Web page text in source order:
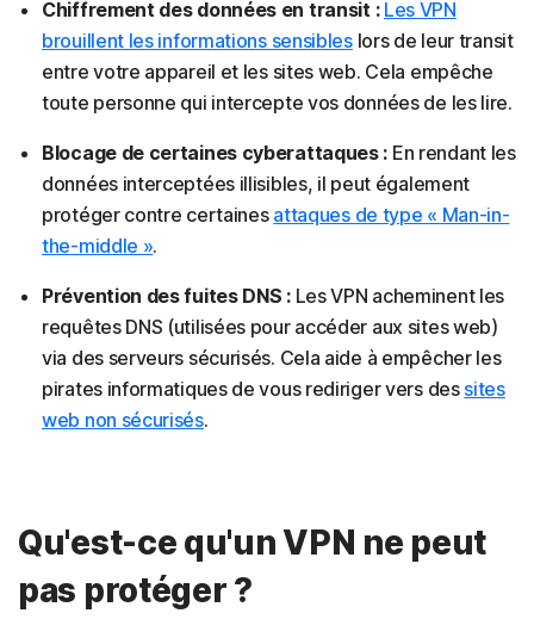
Chiffrement des données en transit : Les VPN
brouillent les informations sensibleslors de leur transit
entre votre appareil et les sites web. Cela empêche
toute personne qui intercepte vos données de les lire.
Blocage de certaines cyberattaques : En rendant les
données interceptées illisibles, il peut également
protéger contre certaines attaques de type « Man-in-
the-middle ».
Prévention des fuites DNS :Les VPN acheminent les
requêtes DNS (utilisées pour accéder aux sites web)
via des serveurs sécurisés. Cela aide à empêcher les
pirates informatiques de vous rediriger vers des sites
web non sécurisés.
Qu'est-ce qu'un VPN ne peut
pas protéger ?